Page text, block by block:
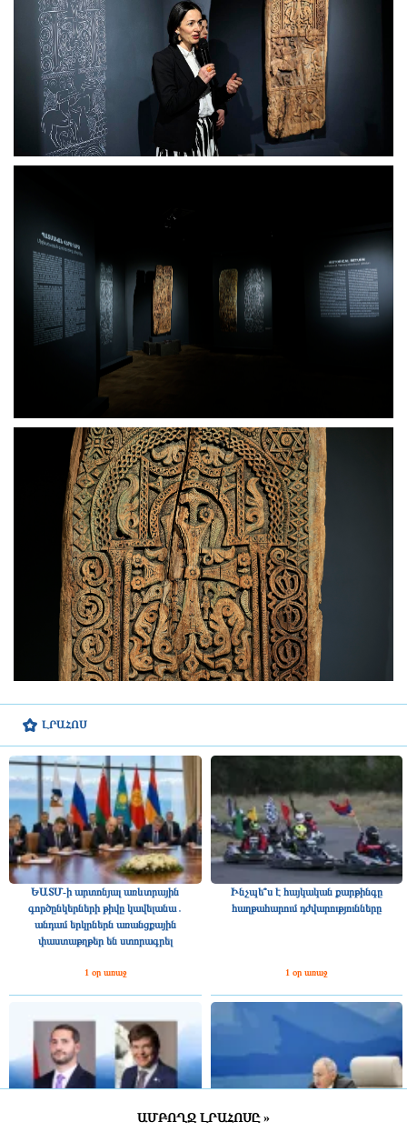
ԼՐԱՀՈՍ
ԵԱՏՄ-ի արտոնյալ առևտրային
գործընկերների թիվը կավելանա․
անդամ երկրներն առանցքային
փաստաթղթեր են ստորագրել
1 օր առաջ
Ինչպե՞ս է հայկական քարթինգը
հաղթահարում դժվարությունները
1 օր առաջ
ԱՄԲՈՂՋ ԼՐԱՀՈՍԸ »